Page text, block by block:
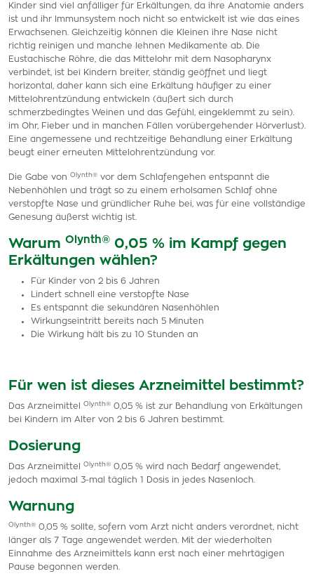
Kinder sind viel anfälliger für Erkältungen, da ihre Anatomie anders
ist und ihr Immunsystem noch nicht so entwickelt ist wie das eines
Erwachsenen. Gleichzeitig können die Kleinen ihre Nase nicht
richtig reinigen und manche lehnen Medikamente ab. Die
Eustachische Röhre, die das Mittelohr mit dem Nasopharynx
verbindet, ist bei Kindern breiter, ständig geöffnet und liegt
horizontal, daher kann sich eine Erkältung häufiger zu einer
Mittelohrentzündung entwickeln (äußert sich durch
schmerzbedingtes Weinen und das Gefühl, eingeklemmt zu sein).
im Ohr, Fieber und in manchen Fällen vorübergehender Hörverlust).
Eine angemessene und rechtzeitige Behandlung einer Erkältung
beugt einer erneuten Mittelohrentzündung vor.
Die Gabe von Olynth® vor dem Schlafengehen entspannt die
Nebenhöhlen und trägt so zu einem erholsamen Schlaf ohne
verstopfte Nase und gründlicher Ruhe bei, was für eine vollständige
Genesung äußerst wichtig ist.
Warum Olynth® 0,05 % im Kampf gegen
Erkältungen wählen?
Für Kinder von 2 bis 6 Jahren
Lindert schnell eine verstopfte Nase
Es entspannt die sekundären Nasenhöhlen
Wirkungseintritt bereits nach 5 Minuten
Die Wirkung hält bis zu 10 Stunden an
Für wen ist dieses Arzneimittel bestimmt?
Das Arzneimittel Olynth® 0,05 % ist zur Behandlung von Erkältungen
bei Kindern im Alter von 2 bis 6 Jahren bestimmt.
Dosierung
Das Arzneimittel Olynth® 0,05 % wird nach Bedarf angewendet,
jedoch maximal 3-mal täglich 1 Dosis in jedes Nasenloch.
Warnung
Olynth® 0,05 % sollte, sofern vom Arzt nicht anders verordnet, nicht
länger als 7 Tage angewendet werden. Mit der wiederholten
Einnahme des Arzneimittels kann erst nach einer mehrtägigen
Pause begonnen werden.